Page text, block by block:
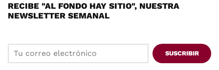
RECIBE "AL FONDO HAY SITIO", NUESTRA
NEWSLETTER SEMANAL
SUSCRIBIR